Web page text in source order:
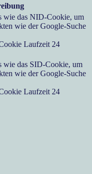
wie das NID-Cookie, um
wie der Google-Suche
Laufzeit 24
wie das SID-Cookie, um
wie der Google-Suche
Laufzeit 24